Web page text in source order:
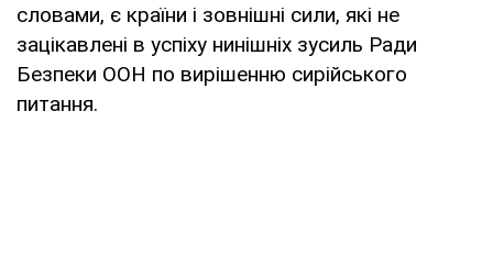
словами, є країни і зовнішні сили, які не
зацікавлені в успіху нинішніх зусиль Ради
Безпеки ООН по вирішенню сирійського
питання.